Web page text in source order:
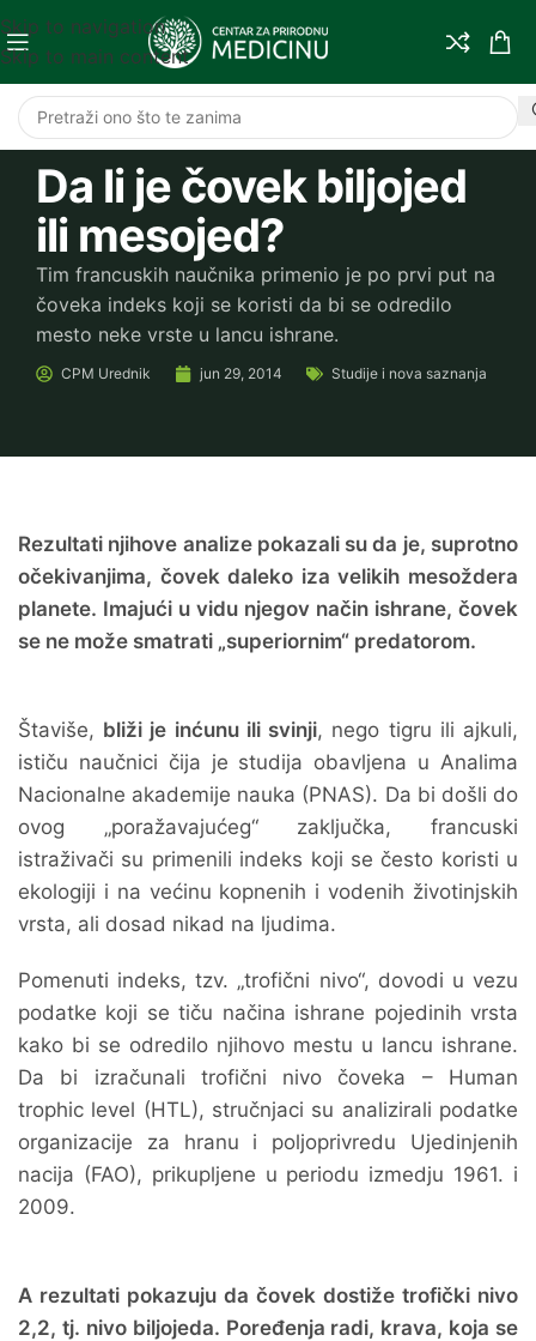
Skip to navigation
Skip to main content
Da li je čovek biljojed
ili mesojed?
Tim francuskih naučnika primenio je po prvi put na
čoveka indeks koji se koristi da bi se odredilo
mesto neke vrste u lancu ishrane.
CPM Urednik jun 29, 2014 Studije i nova saznanja
Rezultati njihove analize pokazali su da je, suprotno
očekivanjima, čovek daleko iza velikih mesoždera
planete. Imajući u vidu njegov način ishrane, čovek
se ne može smatrati „superiornim“ predatorom.
Štaviše, bliži je inćunu ili svinji, nego tigru ili ajkuli,
ističu naučnici čija je studija obavljena u Analima
Nacionalne akademije nauka (PNAS). Da bi došli do
ovog „poražavajućeg“ zaključka, francuski
istraživači su primenili indeks koji se često koristi u
ekologiji i na većinu kopnenih i vodenih životinjskih
vrsta, ali dosad nikad na ljudima.
Pomenuti indeks, tzv. „trofični nivo“, dovodi u vezu
podatke koji se tiču načina ishrane pojedinih vrsta
kako bi se odredilo njihovo mestu u lancu ishrane.
Da bi izračunali trofični nivo čoveka – Human
trophic level (HTL), stručnjaci su analizirali podatke
organizacije za hranu i poljoprivredu Ujedinjenih
nacija (FAO), prikupljene u periodu izmedju 1961. i
2009.
A rezultati pokazuju da čovek dostiže trofički nivo
2,2, tj. nivo biljojeda. Poređenja radi, krava, koja se